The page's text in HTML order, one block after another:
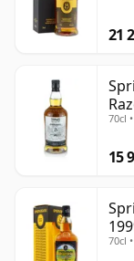
21
70cl
15
70cl